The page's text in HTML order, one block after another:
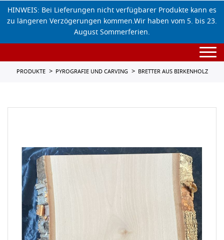
HINWEIS: Bei Lieferungen nicht verfügbarer Produkte kann es
zu längeren Verzögerungen kommen.Wir haben vom 5. bis 23.
August Sommerferien.
PRODUKTE PYROGRAFIE UND CARVING BRETTER AUS BIRKENHOLZ